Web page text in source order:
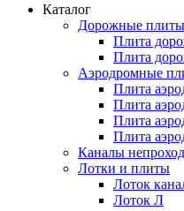
Каталог
Дорожные плиты
Плита
Плита
Аэродромные
Плита
Плита
Плита
Плита
Каналы
Лотки и плиты
Лоток
Лоток Л